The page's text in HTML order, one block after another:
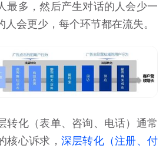
最多，然后产生对话的人会少一
会更少，每个环节都在流失。
转化（表单、咨询、电话）通常
核心诉求， 深层转化（注册、付